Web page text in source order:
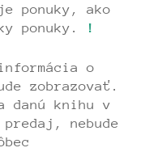
ponuky, ako
ponuky.
!
o
zobrazovať.
danú knihu v
predaj, nebude